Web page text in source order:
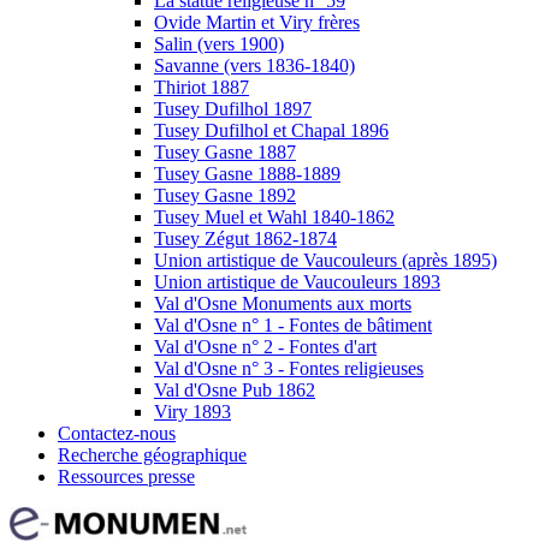
Ovide Martin et Viry frères
Salin (vers 1900)
Savanne (vers 1836-1840)
Thiriot 1887
Tusey Dufilhol 1897
Tusey Dufilhol et Chapal 1896
Tusey Gasne 1887
Tusey Gasne 1888-1889
Tusey Gasne 1892
Tusey Muel et Wahl 1840-1862
Tusey Zégut 1862-1874
Union artistique de Vaucouleurs (après 1895)
Union artistique de Vaucouleurs 1893
Val d'Osne Monuments aux morts
Val d'Osne n° 1 - Fontes de bâtiment
Val d'Osne n° 2 - Fontes d'art
Val d'Osne n° 3 - Fontes religieuses
Val d'Osne Pub 1862
Viry 1893
Contactez-nous
Recherche géographique
Ressources presse